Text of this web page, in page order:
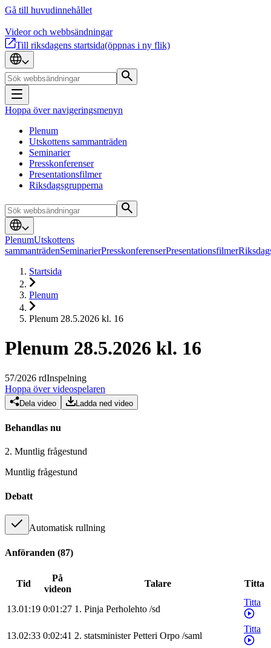
Gå till huvudinnehållet
Videor och webbsändningar
Till riksdagens startsida(öppnas i ny flik)
Hoppa över navigeringsmenyn
Plenum
Utskottens sammanträden
Seminarier
Presskonferenser
Presentationsfilmer
Riksdagsgrupperna
PlenumUtskottens
sammanträdenSeminarierPresskonferenserPresentationsfilmer
Startsida
Plenum
Plenum 28.5.2026 kl. 16
Plenum 28.5.2026 kl. 16
57/2026 rdInspelning
Hoppa över videospelaren
Dela video Ladda ned video
Behandlas nu
2. Muntlig frågestund
Muntlig frågestund
Debatt
Automatisk rullning
Anföranden (87)
Tid
På
videon
Talare Titta
13.01:19 0:01:27 1. Pinja Perholehto /sd
Titta
13.02:33 0:02:41 2. statsminister Petteri Orpo /saml
Titta